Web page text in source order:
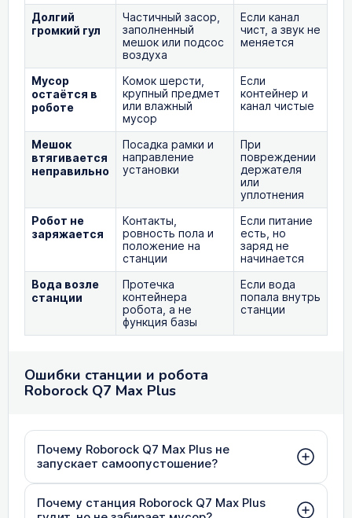
Долгий
громкий гул
Частичный засор,
заполненный
мешок или подсос
воздуха
Если канал
чист, а звук не
меняется
Мусор
остаётся в
роботе
Комок шерсти,
крупный предмет
или влажный
мусор
Если
контейнер и
канал чистые
Мешок
втягивается
неправильно
Посадка рамки и
направление
установки
При
повреждении
держателя
или
уплотнения
Робот не
заряжается
Контакты,
ровность пола и
положение на
станции
Если питание
есть, но
заряд не
начинается
Вода возле
станции
Протечка
контейнера
робота, а не
функция базы
Если вода
попала внутрь
станции
Ошибки станции и робота
Roborock Q7 Max Plus
Почему Roborock Q7 Max Plus не
запускает самоопустошение?
Почему станция Roborock Q7 Max Plus